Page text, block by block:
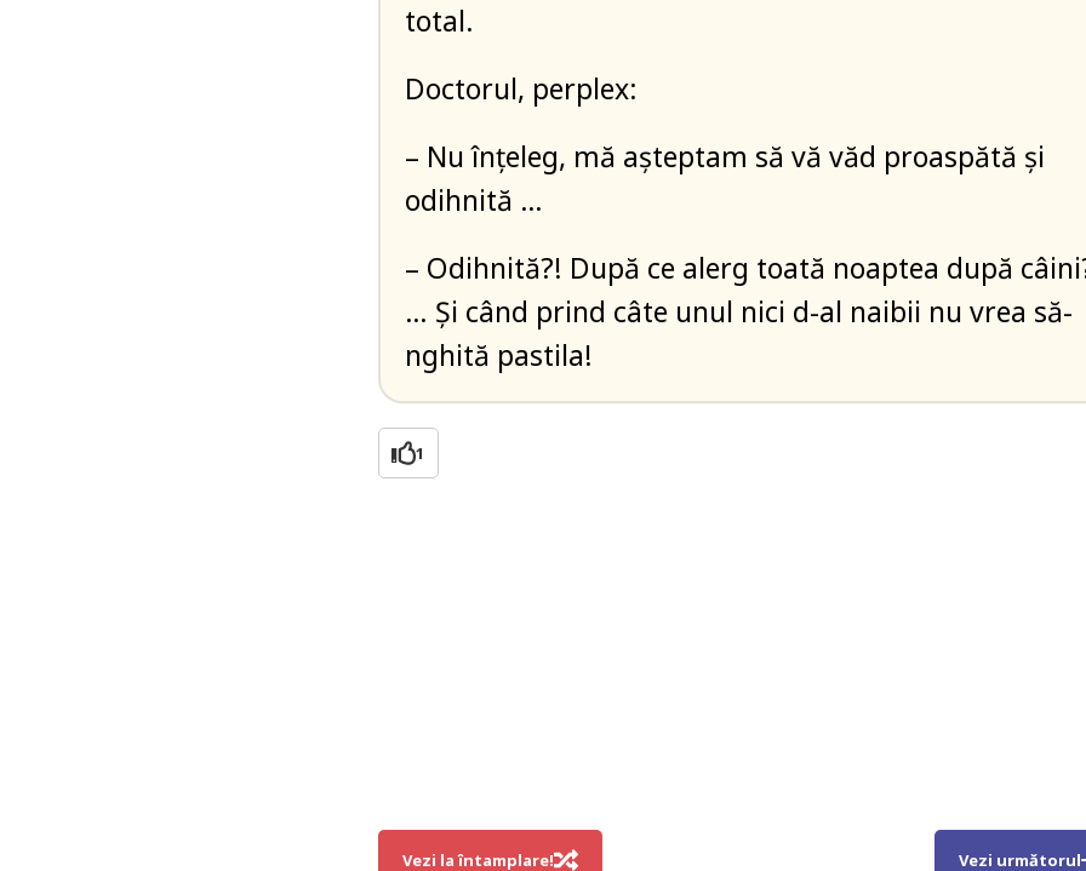
total.
Doctorul, perplex:
– Nu înțeleg, mă așteptam să vă văd proaspătă și
odihnită …
– Odihnită?! După ce alerg toată noaptea după
… Și când prind câte unul nici d-al naibii nu vrea să-
nghită pastila!
1
Vezi la întamplare! Vezi următorul